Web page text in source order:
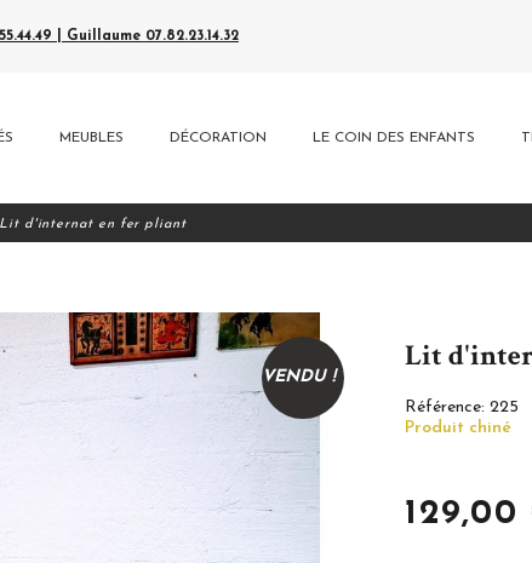
| Guillaume 07.82.23.14.32
MEUBLES DÉCORATION LE COIN DES ENFANTS
Lit d'internat en fer pliant
VENDU !
Lit
Référence: 225
Produit chiné
129,00